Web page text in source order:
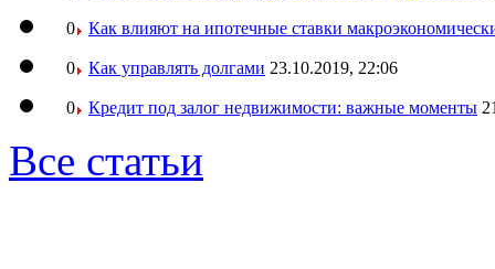
0 Как влияют на ипотечные ставки
0 Как управлять долгами 23.10.2019, 22:06
0 Кредит под залог недвижимости: важные моменты
Все статьи